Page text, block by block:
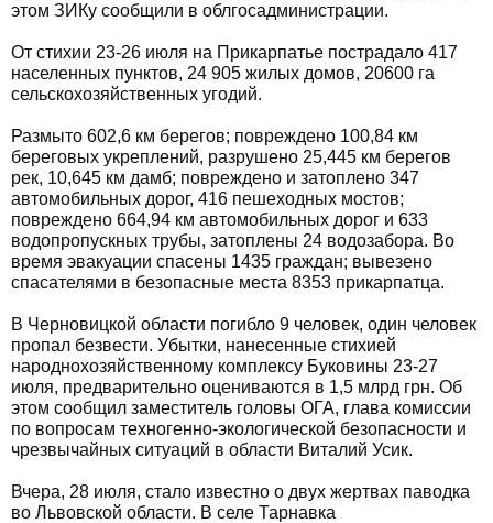
этом ЗИКу сообщили в облгосадминистрации.
От стихии 23-26 июля на Прикарпатье пострадало 417
населенных пунктов, 24 905 жилых домов, 20600 га
сельскохозяйственных угодий.
Размыто 602,6 км берегов; повреждено 100,84 км
береговых укреплений, разрушено 25,445 км берегов
рек, 10,645 км дамб; повреждено и затоплено 347
автомобильных дорог, 416 пешеходных мостов;
повреждено 664,94 км автомобильных дорог и 633
водопропускных трубы, затоплены 24 водозабора. Во
время эвакуации спасены 1435 граждан; вывезено
спасателями в безопасные места 8353 прикарпатца.
В Черновицкой области погибло 9 человек, один человек
пропал безвести. Убытки, нанесенные стихией
народнохозяйственному комплексу Буковины 23-27
июля, предварительно оцениваются в 1,5 млрд грн. Об
этом сообщил заместитель головы ОГА, глава комиссии
по вопросам техногенно-экологической безопасности и
чрезвычайных ситуаций в области Виталий Усик.
Вчера, 28 июля, стало известно о двух жертвах паводка
во Львовской области. В селе Тарнавка